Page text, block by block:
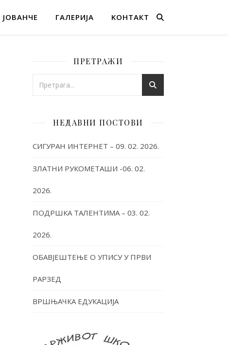
ЈОВАНЧЕ ГАЛЕРИЈА KОНТАКТ
ПРЕТРАЖИ
НЕДАВНИ ПОСТОВИ
СИГУРАН ИНТЕРНЕТ – 09. 02. 2026.
ЗЛАТНИ РУКОМЕТАШИ -06. 02.
2026.
ПОДРШКА ТАЛЕНТИМА – 03. 02.
2026.
ОБАВЈЕШТЕЊЕ О УПИСУ У ПРВИ
РАРЗЕД
ВРШЊАЧКА ЕДУКАЦИЈА